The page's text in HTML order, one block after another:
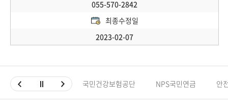
055-570-2842
최종수정일
2023-02-07
국민건강보험공단 NPS국민연금 안